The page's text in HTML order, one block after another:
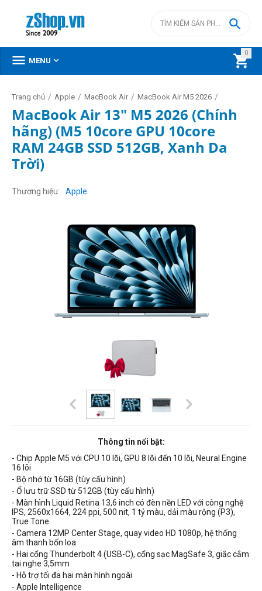
0


 MENU 
Trang chủ / Apple / MacBook Air / MacBook Air M5 2026 /
MacBook Air 13" M5 2026 (Chính
hãng) (M5 10core GPU 10core
RAM 24GB SSD 512GB, Xanh Da
Trời)
Thương hiệu Apple
Thông tin nổi bật:
- Chip Apple M5 với CPU 10 lõi, GPU 8 lõi đến 10 lõi, Neural Engine
16 lõi
- Bộ nhớ từ 16GB (tùy cấu hình)
- Ổ lưu trữ SSD từ 512GB (tùy cấu hình)
- Màn hình Liquid Retina 13,6 inch có đèn nền LED với công nghệ
IPS, 2560x1664, 224 ppi, 500 nit, 1 tỷ màu, dải màu rộng (P3),
True Tone
- Camera 12MP Center Stage, quay video HD 1080p, hệ thống
âm thanh bốn loa
- Hai cổng Thunderbolt 4 (USB-C), cổng sạc MagSafe 3, giắc cắm
tai nghe 3,5mm
- Hỗ trợ tối đa hai màn hình ngoài
- Apple Intelligence